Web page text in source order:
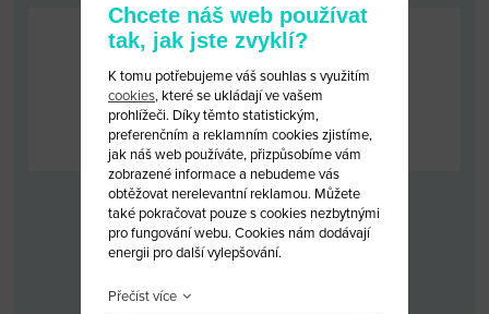
KLÍČ SEAT S ČIPEM 48
KÓD: SEAT 1/48
VELKOOBCHODNÍ CENA:
Chcete náš web používat
tak, jak jste zvyklí?
K tomu potřebujeme váš souhlas s využitím
cookies, které se ukládají ve vašem
prohlížeči. Díky těmto statistickým,
preferenčním a reklamním cookies zjistíme,
jak náš web používáte, přizpůsobíme vám
zobrazené informace a nebudeme vás
obtěžovat nerelevantní reklamou. Můžete
také pokračovat pouze s cookies nezbytnými
pro fungování webu. Cookies nám dodávají
energii pro další vylepšování.
Přečíst více